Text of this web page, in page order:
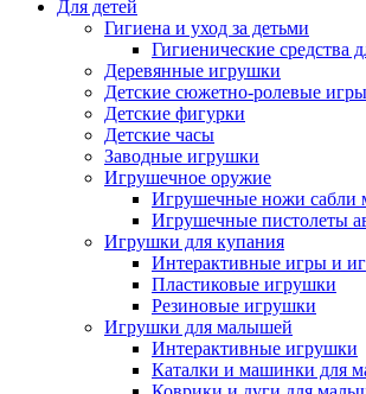
Для детей
Гигиена и уход за детьми
Гигиенические средства
Деревянные игрушки
Детские сюжетно-ролевые игры
Детские фигурки
Детские часы
Заводные игрушки
Игрушечное оружие
Игрушечные ножи сабли
Игрушечные пистолеты
Игрушки для купания
Интерактивные игры и
Пластиковые игрушки
Резиновые игрушки
Игрушки для малышей
Интерактивные игрушки
Каталки и машинки для